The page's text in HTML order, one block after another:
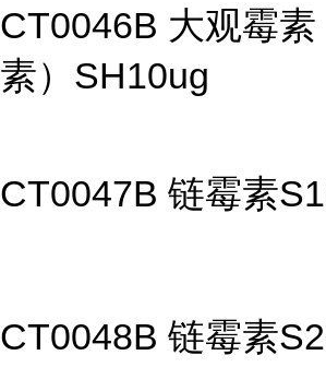
CT0046B 大观霉
素）SH10ug
CT0047B 链霉素
CT0048B 链霉素